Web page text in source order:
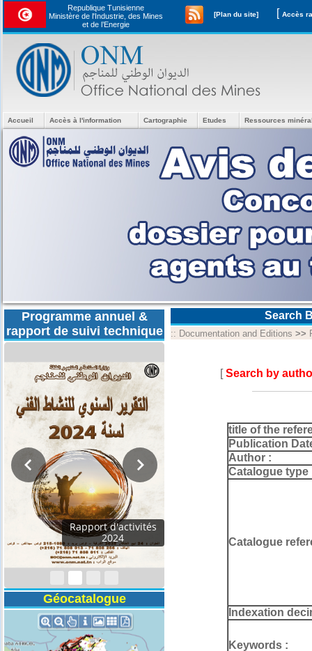
Republique Tunisienne
Ministère de l'Industrie, des Mines
et de l’Energie
[Plan du site] [
Accueil Accès à l'information Cartographie Etudes Ressources
Programme annuel &
rapport de suivi technique
Programmes
Techniques 2026
Géocatalogue
Search
:: Documentation and Editions >>
[Search by
title of the
Publication
Author :
Catalogue type
Catalogue
Indexation
Keywords :